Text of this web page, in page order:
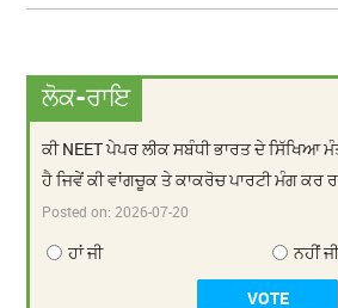
ਲੋਕ-ਰਾਇ
ਕੀ NEET ਪੇਪਰ ਲੀਕ ਸਬੰਧੀ ਭਾਰਤ ਦੇ ਸਿੱਖਿਆ
ਹੈ ਜਿਵੇਂ ਕੀ ਵਾਂਗਚੂਕ ਤੇ ਕਾਕਰੋਚ ਪਾਰਟੀ ਮੰਗ ਕਰ
Posted on:2026-07-20
ਹਾਂ ਜੀ ਨਹੀਂ ਜੀ